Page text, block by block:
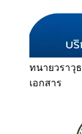
ทนายวราวุธ
เอกสาร